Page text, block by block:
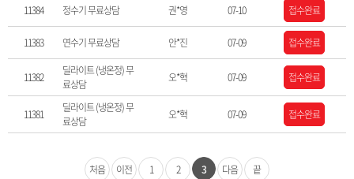
11384 정수기 무료상담 권*영 07-10 접수완료
11383 연수기 무료상담 안*진 07-09 접수완료
11382
딜라이트 (냉온정) 무
료상담
오*혁 07-09 접수완료
11381
딜라이트 (냉온정) 무
료상담
오*혁 07-09 접수완료
처음 이전 1 2 3 다음 끝